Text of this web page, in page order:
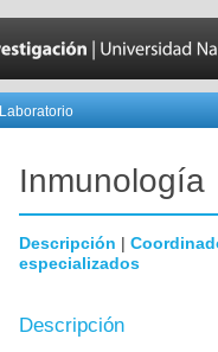
Laboratorio
Inmunología
Descripción |
especializados
Descripción